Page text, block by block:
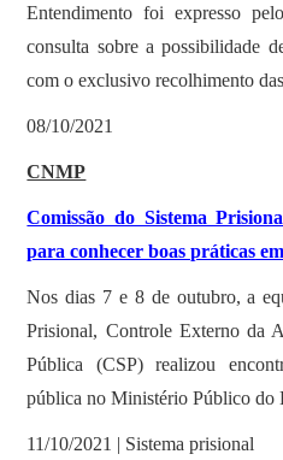
Entendimento foi expresso
consulta sobre a possibilidade
com o exclusivo recolhimento
08/10/2021
CNMP
Comissão do Sistema
para conhecer boas práticas
Nos dias 7 e 8 de outubro, a
Prisional, Controle Externo da
Pública (CSP) realizou
pública no Ministério Público do
11/10/2021 | Sistema prisional